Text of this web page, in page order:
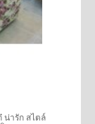
น่ารัก สไตล์